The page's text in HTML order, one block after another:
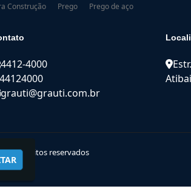
Construção
Prego Prego de aço
4412-4000
44124000
grauti@grauti.com.br
os direitos reservados